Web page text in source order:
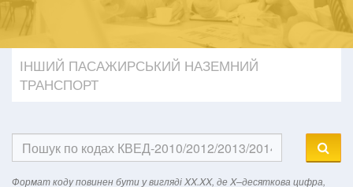
ІНШИЙ ПАСАЖИРСЬКИЙ НАЗЕМНИЙ
ТРАНСПОРТ
Формат кодy повинен бути у вигляді XX.XX, де X–десяткова цифра,